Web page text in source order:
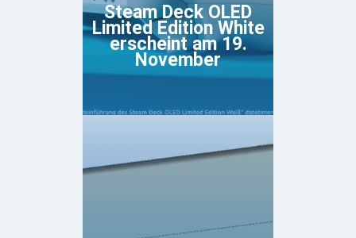
Steam Deck OLED
Limited Edition White
erscheint am 19.
November